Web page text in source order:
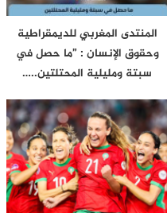
المنتدى المغربي للديمقراطية
وحقوق الإنسان : ”ما حصل في
سبتة ومليلية المحتلتين..…